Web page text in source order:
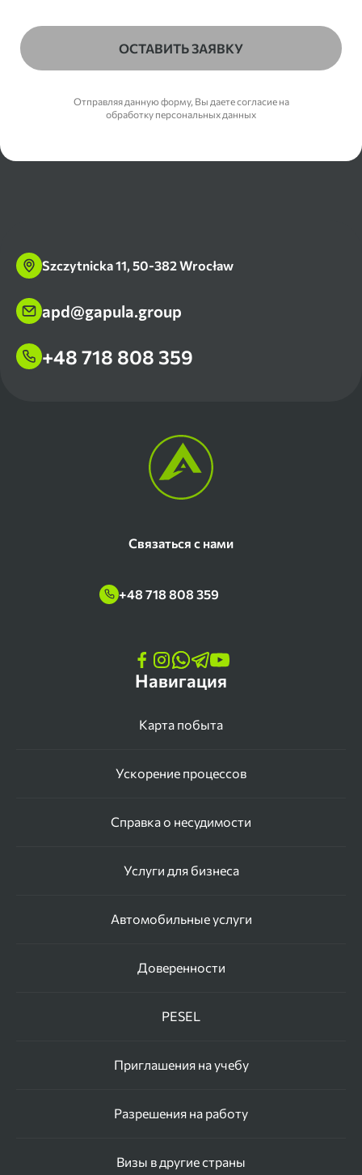
ОСТАВИТЬ ЗАЯВКУ
Отправляя данную форму, Вы даете согласие на
обработку персональных данных
Szczytnicka 11, 50-382 Wrocław
apd@gapula.group
+48 718 808 359
Связаться с нами
+48 718 808 359
Навигация
Карта побыта
Услуги для бизнеса
PESEL
Визы в другие страны
Ускорение процессов
Автомобильные услуги
Приглашения на учебу
Справка о несудимости
Доверенности
Разрешения на работу